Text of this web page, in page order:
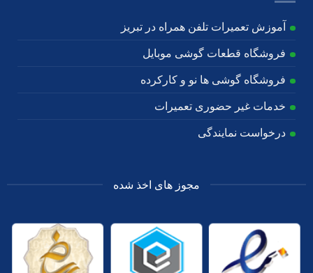
آموزش تعمیرات تلفن همراه در تبریز
فروشگاه قطعات گوشی موبایل
فروشگاه گوشی ها نو و کارکرده
خدمات غیر حضوری تعمیرات
درخواست نمایندگی
مجوز های اخذ شده